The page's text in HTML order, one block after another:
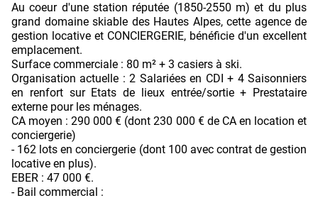
Au coeur d'une station réputée (1850-2550 m) et du plus
grand domaine skiable des Hautes Alpes, cette agence de
gestion locative et CONCIERGERIE, bénéficie d'un excellent
emplacement.
Surface commerciale : 80 m² + 3 casiers à ski.
Organisation actuelle : 2 Salariées en CDI + 4 Saisonniers
en renfort sur Etats de lieux entrée/sortie + Prestataire
externe pour les ménages.
CA moyen : 290 000 € (dont 230 000 € de CA en location et
conciergerie)
- 162 lots en conciergerie (dont 100 avec contrat de gestion
locative en plus).
EBER : 47 000 €.
- Bail commercial :